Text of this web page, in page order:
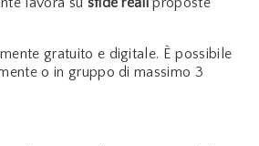
gratuito e digitale. È possibile
o in gruppo di massimo 3